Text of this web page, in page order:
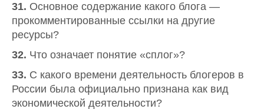
31. Основное содержание какого блога —
прокомментированные ссылки на другие
ресурсы?
32. Что означает понятие «сплог»?
33. С какого времени деятельность блогеров в
России была официально признана как вид
экономической деятельности?